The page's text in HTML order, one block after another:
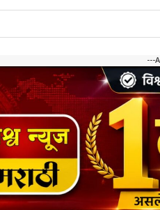
---